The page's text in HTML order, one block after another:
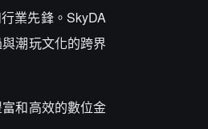
業先鋒。SkyDA
潮玩文化的跨界
和高效的數位金